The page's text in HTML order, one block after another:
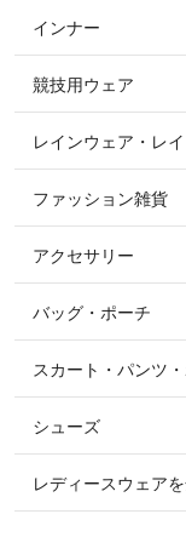
ニーグリップ・
ポロシャツ
カットソー・T
ニット・セータ
シャツ・ブラウ
すべてのアウター
コート
ジャケット・ブ
インナー
競技用ウェア
すべての競技用
ショージャケット
ショーシャツ
レインウェア・レ
ファッション雑貨
すべてのファッ
ソックス
ベルト
アクセサリー
すべてのアクセ
リング
ピアス・イヤリ
バッグ・ポーチ
スカート・パンツ
シューズ
レディースウェア